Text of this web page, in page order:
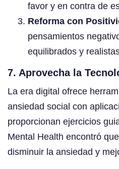
favor y en contra de
Reforma con
pensamientos
equilibrados y
7. Aprovecha la
La era digital ofrece
ansiedad social con
proporcionan ejercicios
Mental Health encontró
disminuir la ansiedad y